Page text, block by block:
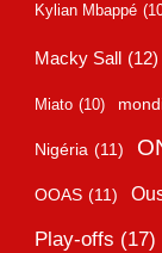
Kylian Mbappé
Macky Sall (12)
Miato (10)
Nigéria (11)
OOAS (11)
Play-offs (17)